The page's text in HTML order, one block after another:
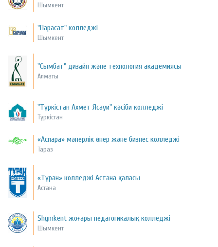
Шымкент
"Парасат" колледжі
Шымкент
"Сымбат" дизайн және технология академиясы
Алматы
"Түркістан Ахмет Ясауи" кәсіби колледжі
Түркістан
«Аспара» мәнерлік өнер және бизнес колледжі
Тараз
«Тұран» колледжі Астана қаласы
Астана
Shymkent жоғары педагогикалық колледжі
Шымкент